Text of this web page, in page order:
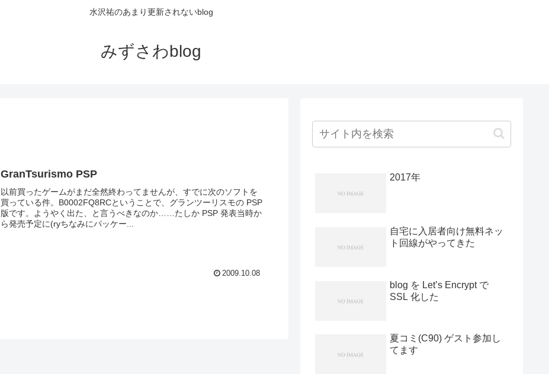
水沢祐のあまり更新されないblog
みずさわblog
GranTsurismo PSP
以前買ったゲームがまだ全然終わってませんが、すでに次のソフトを
買っている件。B0002FQ8RCということで、グランツーリスモの PSP
版です。ようやく出た、と言うべきなのか……たしか PSP 発表当時か
ら発売予定に(ryちなみにパッケー...
2009.10.08
2017年
自宅に入居者向け無料ネッ
ト回線がやってきた
blog を Let’s Encrypt で
SSL 化した
夏コミ(C90) ゲスト参加し
てます